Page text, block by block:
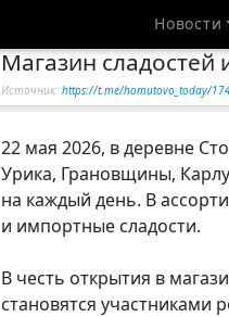
Новости
Магазин
Источник: https://t.me/homutovo_today/
22 мая 2026, в деревне
Урика, Грановщины,
на каждый день. В
и импортные сладости.
В честь открытия в
становятся